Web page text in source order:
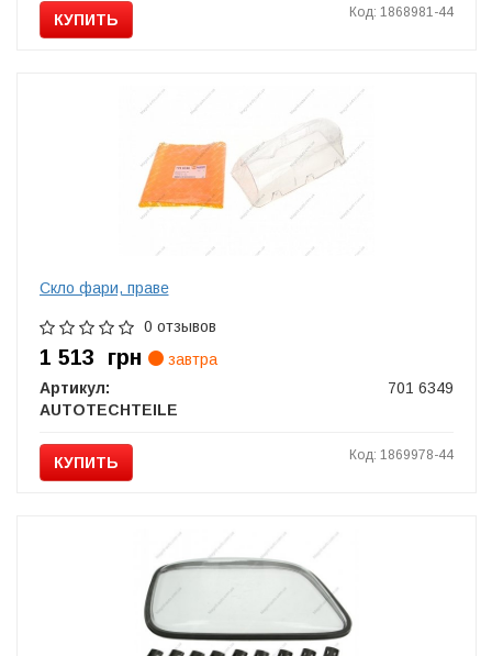
КУПИТЬ Код: 1868981-44
Скло фари, праве
0 отзывов
1 513 грн
завтра
Артикул:
701 6349
AUTOTECHTEILE
КУПИТЬ Код: 1869978-44